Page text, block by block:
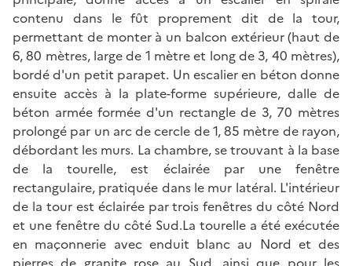
contenu dans le fût proprement dit de la tour,
permettant de monter à un balcon extérieur (haut de
6, 80 mètres, large de 1 mètre et long de 3, 40 mètres),
bordé d'un petit parapet. Un escalier en béton donne
ensuite accès à la plate-forme supérieure, dalle de
béton armée formée d'un rectangle de 3, 70 mètres
prolongé par un arc de cercle de 1, 85 mètre de rayon,
débordant les murs. La chambre, se trouvant à la base
de la tourelle, est éclairée par une fenêtre
rectangulaire, pratiquée dans le mur latéral. L'intérieur
de la tour est éclairée par trois fenêtres du côté Nord
et une fenêtre du côté Sud.La tourelle a été exécutée
en maçonnerie avec enduit blanc au Nord et des